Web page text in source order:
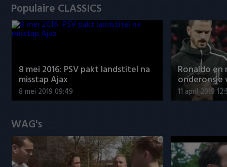
Populaire CLASSICS
8 mei 2016: PSV pakt landstitel na
misstap Ajax
8 mei 2019 09:49
Ronaldo
onderonsje
11 april 2019
WAG's